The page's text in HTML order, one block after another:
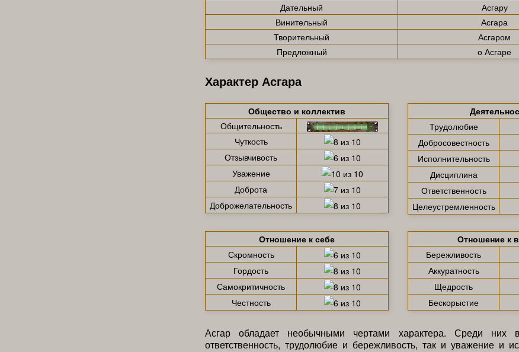
Дательный
Асгару
Винительный
Асгара
Творительный
Асгаром
Предложный
о Асгаре
Характер Асгара
Общество и коллектив
Общительность
Чуткость
Отзывчивость
Уважение
Доброта
Доброжелательность
Трудолюбие
Добросовестность
Исполнительность
Дисциплина
Ответственность
Целеустремленность
Отношение к себе
Скромность
Гордость
Самокритичность
Честность
Отношение к
Бережливость
Аккуратность
Щедрость
Бескорыстие
Асгар обладает необычными чертами характера. Среди них
ответственность, трудолюбие и бережливость, так и уважение и